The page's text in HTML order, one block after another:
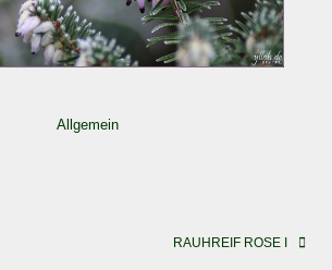
Allgemein
RAUHREIF ROSE I